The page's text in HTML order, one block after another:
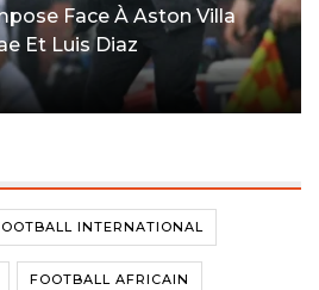
Face À Aston Villa
Et Luis Diaz
INTERNATIONAL
FOOTBALL AFRICAIN